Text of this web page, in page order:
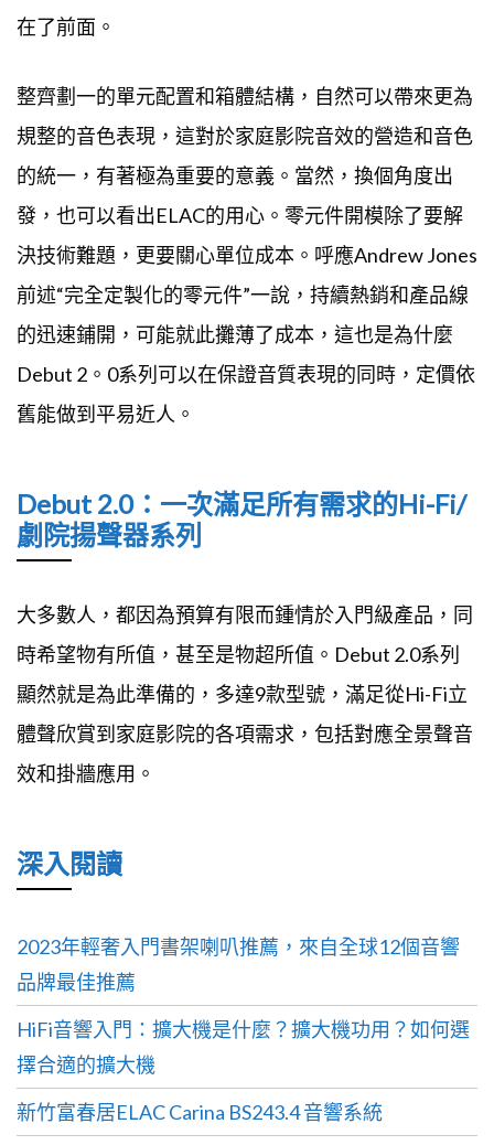
在了前面。
整齊劃一的單元配置和箱體結構，自然可以帶來更為
規整的音色表現，這對於家庭影院音效的營造和音色
的統一，有著極為重要的意義。當然，換個角度出
發，也可以看出ELAC的用心。零元件開模除了要解
決技術難題，更要關心單位成本。呼應Andrew Jones
前述“完全定製化的零元件”一說，持續熱銷和產品線
的迅速鋪開，可能就此攤薄了成本，這也是為什麼
Debut 2。0系列可以在保證音質表現的同時，定價依
舊能做到平易近人。
Debut 2.0：一次滿足所有需求的Hi-Fi/
劇院揚聲器系列
大多數人，都因為預算有限而鍾情於入門級產品，同
時希望物有所值，甚至是物超所值。Debut 2.0系列
顯然就是為此準備的，多達9款型號，滿足從Hi-Fi立
體聲欣賞到家庭影院的各項需求，包括對應全景聲音
效和掛牆應用。
深入閱讀
2023年輕奢入門書架喇叭推薦，來自全球12個音響
品牌最佳推薦
HiFi音響入門：擴大機是什麼？擴大機功用？如何選
擇合適的擴大機
新竹富春居ELAC Carina BS243.4 音響系統